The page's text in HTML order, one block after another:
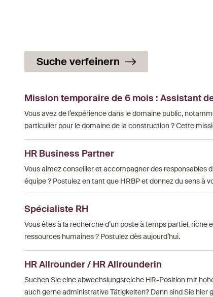
Suche verfeinern
Mission temporaire de 6 mois : Assistant
Vous avez de l’expérience dans le domaine public,
particulier pour le domaine de la construction ? Cette
HR Business Partner
Vous aimez conseiller et accompagner des responsables
équipe ? Postulez en tant que HRBP et donnez du sens à
Spécialiste RH
Vous êtes à la recherche d’un poste à temps partiel,
ressources humaines ? Postulez dès aujourd’hui.
HR Allrounder / HR Allrounderin
Suchen Sie eine abwechslungsreiche HR-Position mit
auch gerne administrative Tätigkeiten? Dann sind Sie hier